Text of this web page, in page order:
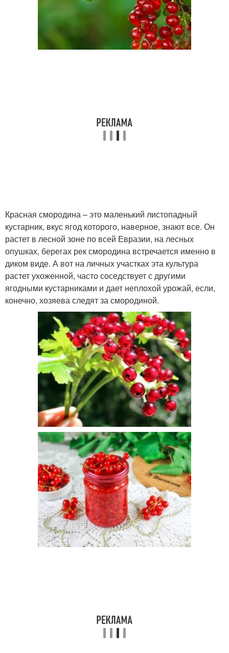
Красная смородина – это маленький листопадный
кустарник, вкус ягод которого, наверное, знают все. Он
растет в лесной зоне по всей Евразии, на лесных
опушках, берегах рек смородина встречается именно в
диком виде. А вот на личных участках эта культура
растет ухоженной, часто соседствует с другими
ягодными кустарниками и дает неплохой урожай, если,
конечно, хозяева следят за смородиной.